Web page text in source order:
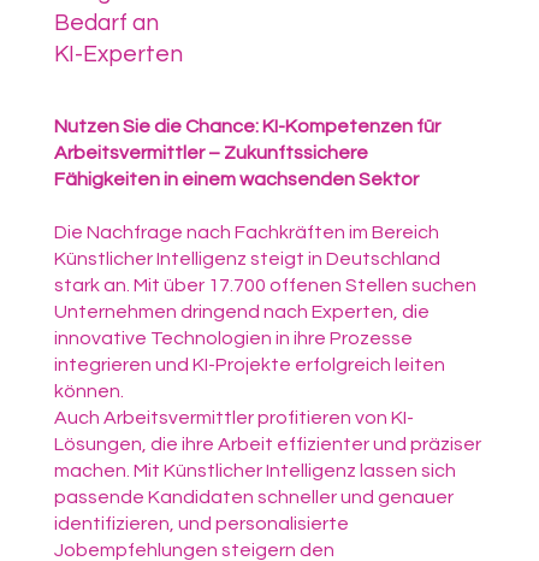
Bedarf an
KI-Experten
Nutzen Sie die Chance: KI-Kompetenzen für
Arbeitsvermittler – Zukunftssichere
Fähigkeiten in einem wachsenden Sektor
Die Nachfrage nach Fachkräften im Bereich
Künstlicher Intelligenz steigt in Deutschland
stark an. Mit über 17.700 offenen Stellen suchen
Unternehmen dringend nach Experten, die
innovative Technologien in ihre Prozesse
integrieren und KI-Projekte erfolgreich leiten
können.
Auch Arbeitsvermittler profitieren von KI-
Lösungen, die ihre Arbeit effizienter und präziser
machen. Mit Künstlicher Intelligenz lassen sich
passende Kandidaten schneller und genauer
identifizieren, und personalisierte
Jobempfehlungen steigern den